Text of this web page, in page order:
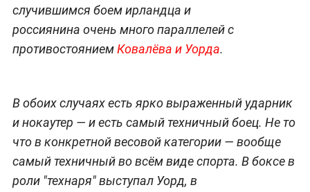
случившимся боем ирландца и
россиянина очень много параллелей с
противостояниемКовалёва и Уорда.
В обоих случаях есть ярко выраженный ударник
и нокаутер — и есть самый техничный боец. Не то
что в конкретной весовой категории — вообще
самый техничный во всём виде спорта. В боксе в
роли "технаря" выступал Уорд, в